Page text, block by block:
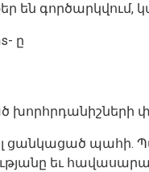
են
ը
ցանկացած
եւ